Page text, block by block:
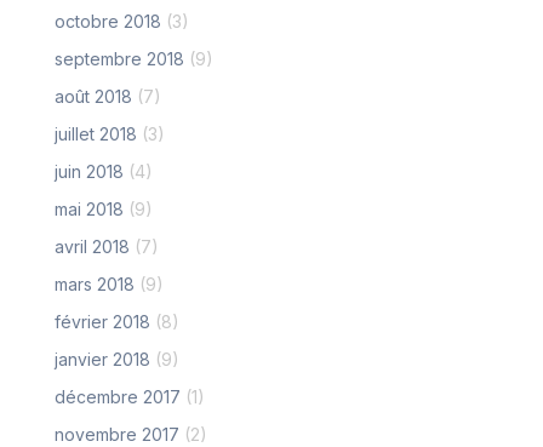
octobre 2018 (3)
septembre 2018 (9)
août 2018 (7)
juillet 2018 (3)
juin 2018 (4)
mai 2018 (9)
avril 2018 (7)
mars 2018 (9)
février 2018 (8)
janvier 2018 (9)
décembre 2017 (1)
novembre 2017 (2)